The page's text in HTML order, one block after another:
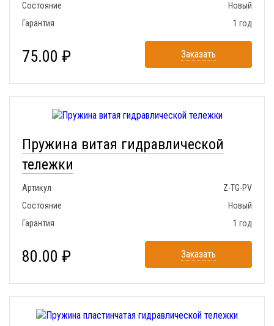
Состояние
Новый
Гарантия
1 год
75.00 ₽ Заказать
Пружина витая гидравлической
тележки
Артикул
Z-TG-PV
Состояние
Новый
Гарантия
1 год
80.00 ₽ Заказать